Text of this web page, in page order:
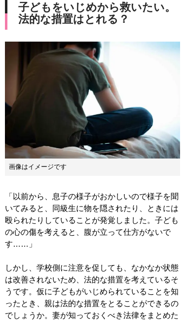
子どもをいじめから救いたい。
法的な措置はとれる？
画像はイメージです
「以前から、息子の様子がおかしいので様子を聞
いてみると、同級生に物を隠されたり、ときには
殴られたりしていることが発覚しました。子ども
の心の傷を考えると、腹が立って仕方がないで
す……」
しかし、学校側に注意を促しても、なかなか状態
は改善されないため、法的な措置を考えているそ
うです。仮に子どもがいじめられていることを知
ったとき、親は法的な措置をとることができるの
でしょうか。妻が知っておくべき法律をまとめた